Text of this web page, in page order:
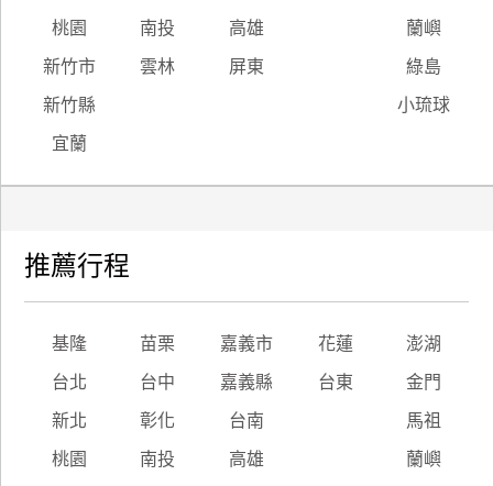
桃園 南投 高雄 蘭嶼
新竹市 雲林 屏東 綠島
新竹縣 小琉球
宜蘭
推薦行程
基隆 苗栗 嘉義市 花蓮 澎湖
台北 台中 嘉義縣 台東 金門
新北 彰化 台南 馬祖
桃園 南投 高雄 蘭嶼